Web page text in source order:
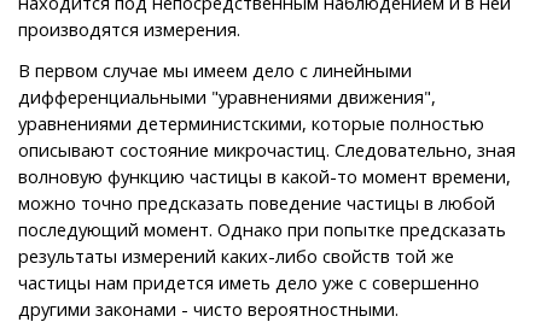
производятся измерения.
В первом случае мы имеем дело с линейными
дифференциальными "уравнениями движения",
уравнениями детерминистскими, которые полностью
описывают состояние микрочастиц. Следовательно, зная
волновую функцию частицы в какой-то момент времени,
можно точно предсказать поведение частицы в любой
последующий момент. Однако при попытке предсказать
результаты измерений каких-либо свойств той же
частицы нам придется иметь дело уже с совершенно
другими законами - чисто вероятностными.